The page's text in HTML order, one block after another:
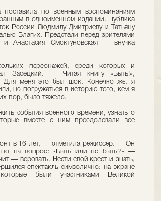
поставила по военным воспоминаниям
в одноименном издании. Публика
России Людмилу Дмитриеву и Татьяну
Благих. Предстали перед зрителями
Анастасия Смоктуновская — внучка
персонажей, среди которых и
Засецкий. — Читая книгу «Быть!»,
Для меня это был шок. Конечно же, я
но погружаться в историю того, кем я
пор, было тяжело.
события военного времени, узнать о
вместе с ним преодолевали все
в 16 лет, — отметила режиссер. — Он
но на вопрос: «Быть или не быть?» —
— веровать. Нести свой крест и знать,
спектакль символично: на экране
были участниками Великой